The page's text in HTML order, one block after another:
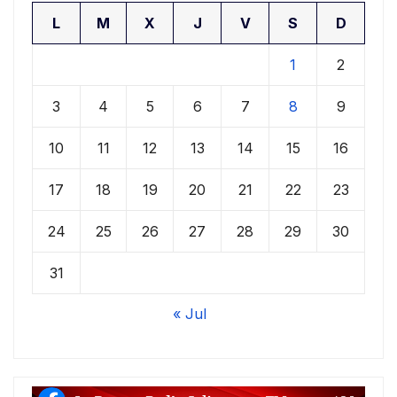
L M X J V S D
1 2
3 4 5 6 7 8 9
10 11 12 13 14 15 16
17 18 19 20 21 22 23
24 25 26 27 28 29 30
31
« Jul